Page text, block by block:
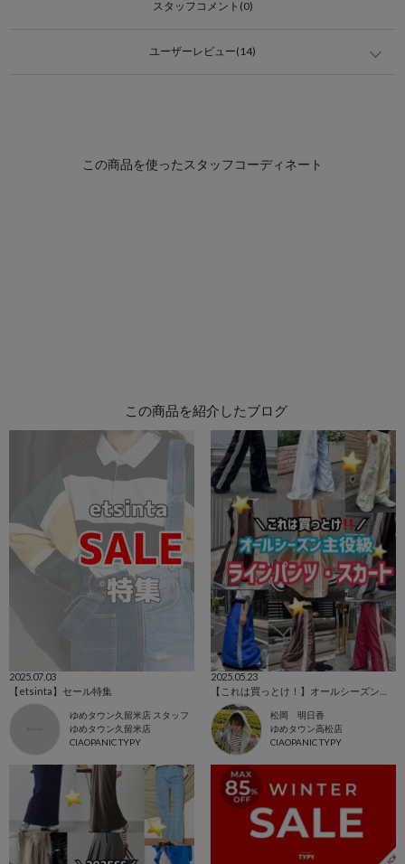
スタッフコメント(0)
ユーザーレビュー(14)
この商品を紹介したブログ
2025.07.03
【etsinta】セール特集
ゆめタウン久留米店 スタッフ
ゆめタウン久留米店
CIAOPANIC TYPY
2025.05.23
松岡 明日香
ゆめタウン高松店
CIAOPANIC TYPY